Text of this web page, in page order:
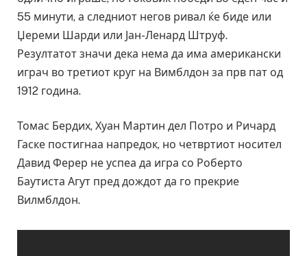
55 минути, а следниот негов ривал ќе биде или
Џереми Шарди или Јан-Ленард Штруф.
Резултатот значи дека нема да има американски
играч во третиот круг на Вимблдон за прв пат од
1912 година.
Томас Бердих, Хуан Мартин дел Потро и Ричард
Гаске постигнаа напредок, но четвртиот носител
Давид Ферер не успеа да игра со Роберто
Баутиста Агут пред дождот да го прекрие
Вилмблдон.